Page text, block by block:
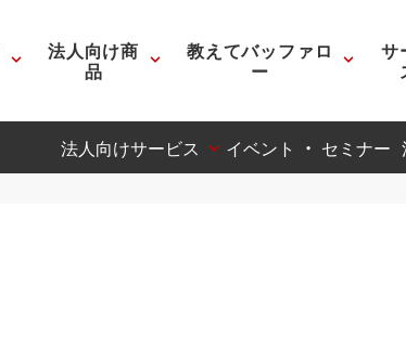
法人向け商
品
教えてバッファロ
ー
サ
法人向けサービス イベント ・ セミナー